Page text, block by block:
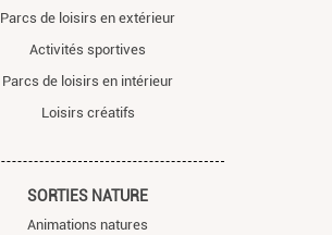
Parcs de loisirs en extérieur
Activités sportives
Parcs de loisirs en intérieur
Loisirs créatifs
SORTIES NATURE
Animations natures